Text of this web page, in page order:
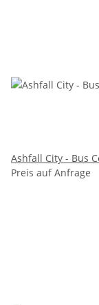
Ashfall City - Bus
Preis auf Anfrage